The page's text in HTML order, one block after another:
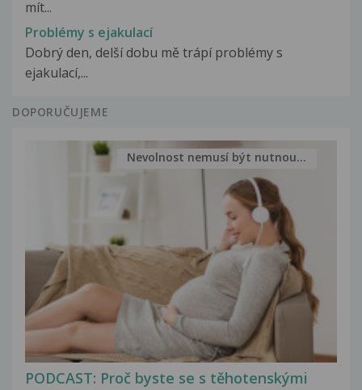
mít...
Problémy s ejakulací
Dobrý den, delší dobu mě trápí problémy s
ejakulací,...
DOPORUČUJEME
PODCAST: Proč byste se s těhotenskými
Nevolnost nemusí být nutnou...